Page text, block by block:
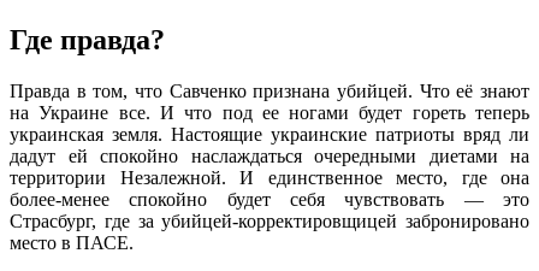
Где правда?
Правда в том, что Савченко признана убийцей. Что её знают
на Украине все. И что под ее ногами будет гореть теперь
украинская земля. Настоящие украинские патриоты вряд ли
дадут ей спокойно наслаждаться очередными диетами на
территории Незалежной. И единственное место, где она
более-менее спокойно будет себя чувствовать — это
Страсбург, где за убийцей-корректировщицей забронировано
место в ПАСЕ.